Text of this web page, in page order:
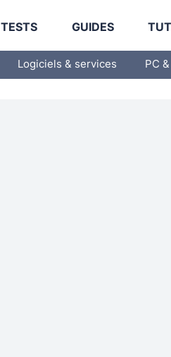
TESTS GUIDES
Logiciels & services PC